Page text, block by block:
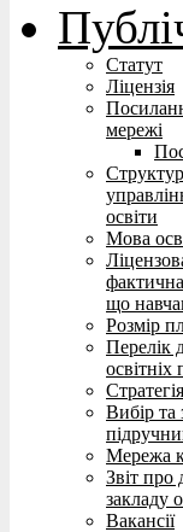
Статут
Ліцензія
мережі
освіти
Мова
фактична
що
Розмір
Перелік
освітніх
Вибір та
Мережа
Звіт про
закладу
Вакансії